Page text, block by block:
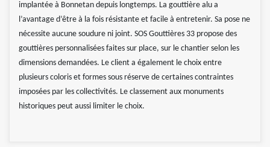
implantée à Bonnetan depuis longtemps. La gouttière alu a
l’avantage d’être à la fois résistante et facile à entretenir. Sa pose ne
nécessite aucune soudure ni joint. SOS Gouttières 33 propose des
gouttières personnalisées faites sur place, sur le chantier selon les
dimensions demandées. Le client a également le choix entre
plusieurs coloris et formes sous réserve de certaines contraintes
imposées par les collectivités. Le classement aux monuments
historiques peut aussi limiter le choix.